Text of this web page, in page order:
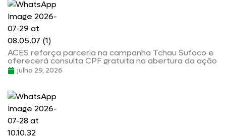
ACES reforça parceria na campanha Tchau Sufoco e
oferecerá consulta CPF gratuita na abertura da ação
julho 29, 2026